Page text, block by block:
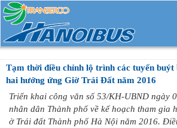
Tạm thời điều chỉnh lộ trình các tuyến
hai hưởng ứng Giờ Trái Đất năm 2016
Triển khai công văn số 53/KH-UBND ngày
nhân dân Thành phố về kế hoạch tham gia
ờ Trái đất Thành phố Hà Nội năm 2016.